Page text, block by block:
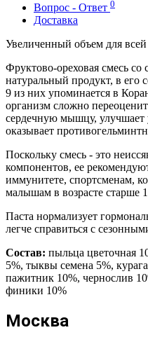
Вопрос - Ответ 0
Доставка
Увеличенный объем для
Фруктово-ореховая смесь
натуральный продукт, в его
9 из них упоминается в
организм сложно
сердечную мышцу, улучшает
оказывает
Поскольку смесь - это
компонентов, ее
иммунитете, спортсменам,
малышам в возрасте старше
Паста нормализует
легче справиться с
Состав: пыльца цветочная
5%, тыквы семена 5%,
пажитник 10%, чернослив
финики 10%
Москва